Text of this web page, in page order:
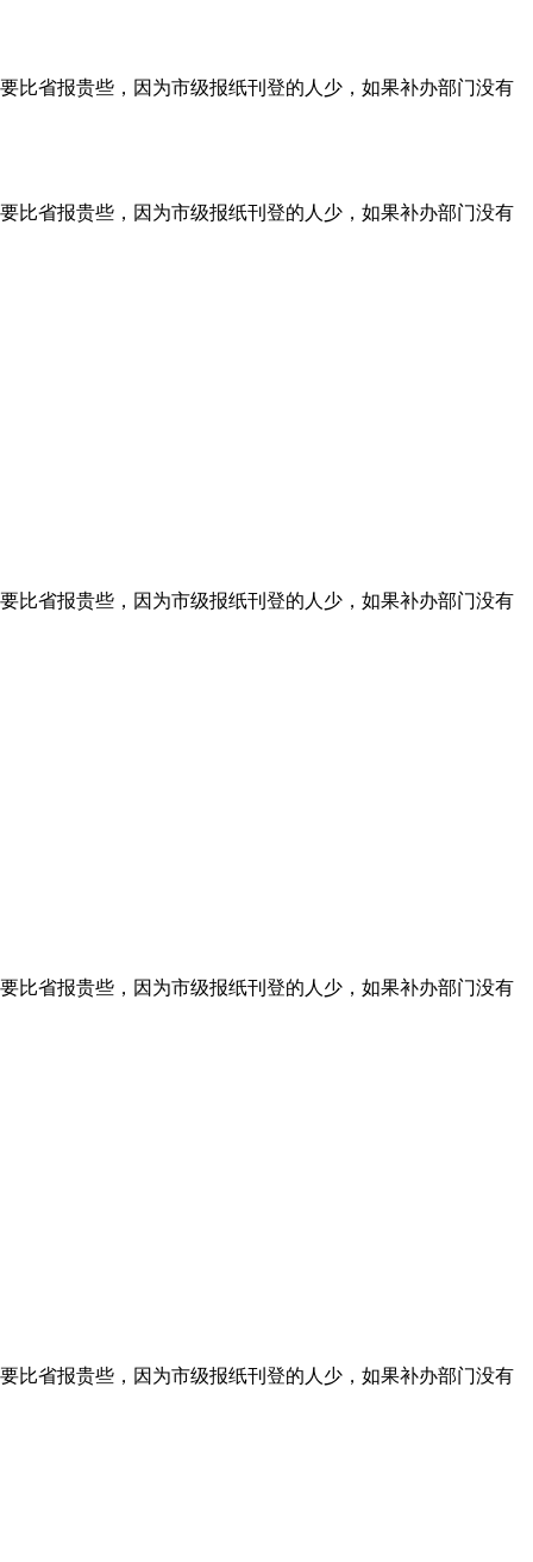
比省报贵些，因为市级报纸刊登的人少，如果补办部门没有
比省报贵些，因为市级报纸刊登的人少，如果补办部门没有
比省报贵些，因为市级报纸刊登的人少，如果补办部门没有
比省报贵些，因为市级报纸刊登的人少，如果补办部门没有
比省报贵些，因为市级报纸刊登的人少，如果补办部门没有